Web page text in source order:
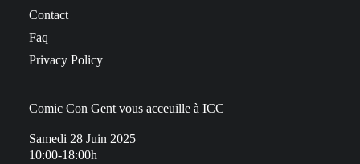
Contact
Faq
Privacy Policy
Comic Con Gent vous acceuille à ICC
Samedi 28 Juin 2025
10:00-18:00h